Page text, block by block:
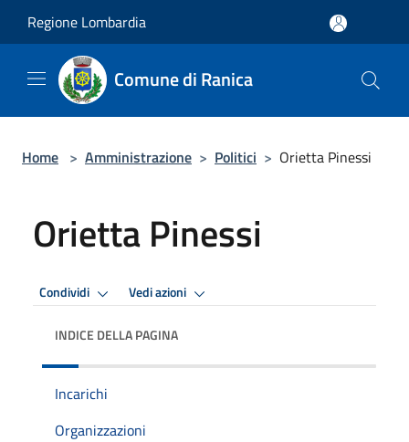
Regione Lombardia
Comune di Ranica
Home > Amministrazione > Politici > Orietta Pinessi
Orietta Pinessi
Condividi Vedi azioni
INDICE DELLA PAGINA
Incarichi
Organizzazioni